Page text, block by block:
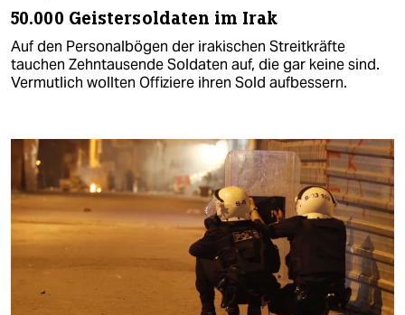
50.000 Geistersoldaten im Irak
Auf den Personalbögen der irakischen Streitkräfte
tauchen Zehntausende Soldaten auf, die gar keine sind.
Vermutlich wollten Offiziere ihren Sold aufbessern.